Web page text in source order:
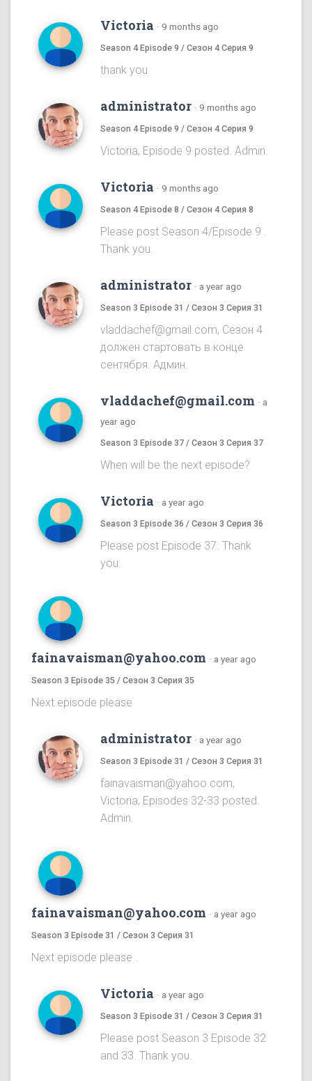
Victoria · 9 months ago
Season 4 Episode 9 / Сезон 4 Серия 9
thank you
administrator · 9 months ago
Season 4 Episode 9 / Сезон 4 Серия 9
Victoria, Episode 9 posted. Admin.
Victoria · 9 months ago
Season 4 Episode 8 / Сезон 4 Серия 8
Please post Season 4/Episode 9 .
Thank you.
administrator · a year ago
Season 3 Episode 31 / Сезон 3 Серия 31
vladdachef@gmail.com, Сезон 4
должен стартовать в конце
сентября. Админ.
vladdachef@gmail.com · a
year ago
Season 3 Episode 37 / Сезон 3 Серия 37
When will be the next episode?
Victoria · a year ago
Season 3 Episode 36 / Сезон 3 Серия 36
Please post Episode 37. Thank
you.
fainavaisman@yahoo.com · a year ago
Season 3 Episode 35 / Сезон 3 Серия 35
Next episode please
administrator · a year ago
Season 3 Episode 31 / Сезон 3 Серия 31
fainavaisman@yahoo.com,
Victoria, Episodes 32-33 posted.
Admin.
fainavaisman@yahoo.com · a year ago
Season 3 Episode 31 / Сезон 3 Серия 31
Next episode please .
Victoria · a year ago
Season 3 Episode 31 / Сезон 3 Серия 31
Please post Season 3 Episode 32
and 33. Thank you.